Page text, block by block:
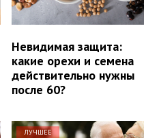
Невидимая защита:
какие орехи и семена
действительно нужны
после 60?
ЛУЧШЕЕ